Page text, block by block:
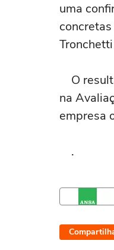
uma
O
na
empresa
.